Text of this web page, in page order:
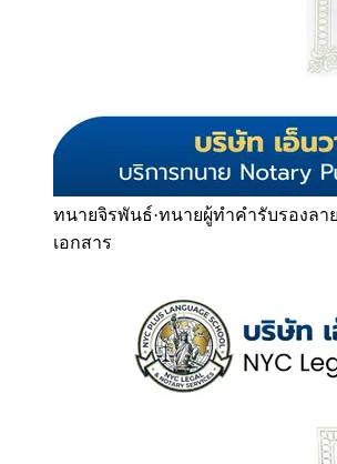
ทนายจิรพันธ์·ทนายผู้ทำคำรับรองลา
เอกสาร